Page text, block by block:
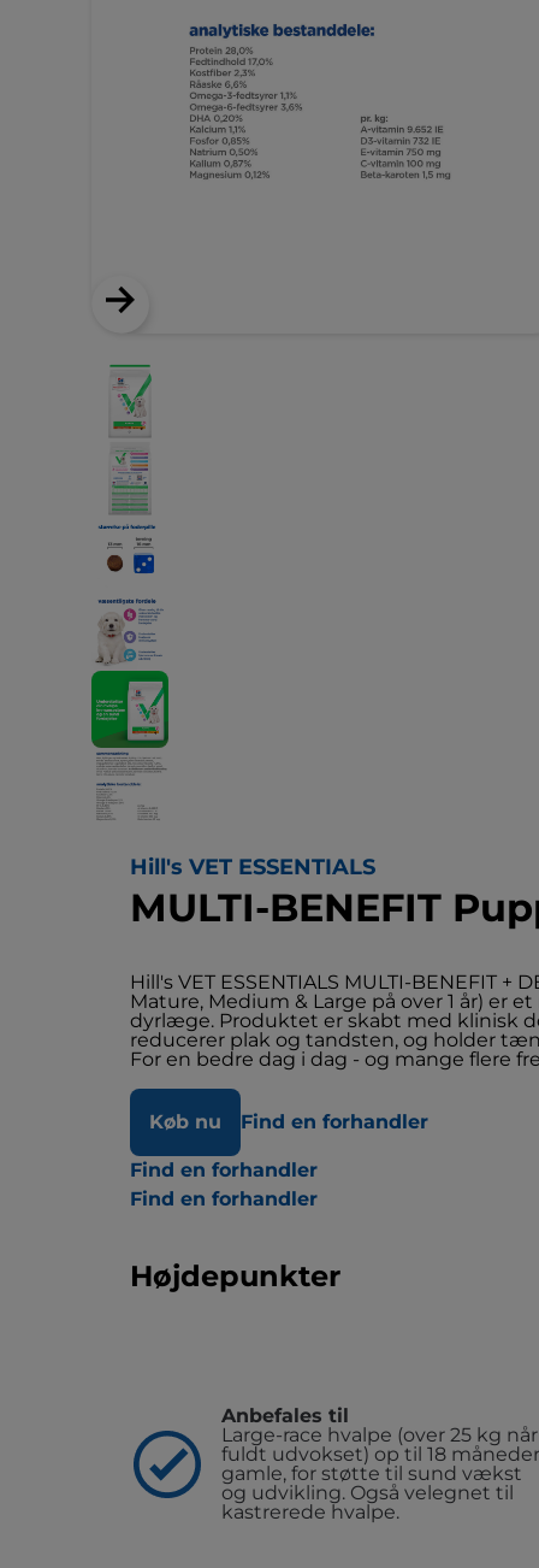
Hill's VET ESSENTIALS
MULTI-BENEFIT
Hill's VET ESSENTIALS MULTI-BENEFIT
Mature, Medium & Large på over 1 år) er
dyrlæge. Produktet er skabt med klinisk
reducerer plak og tandsten, og holder
For en bedre dag i dag - og mange flere
Køb nu Find en forhandler
Find en forhandler
Find en forhandler
Højdepunkter
Anbefales til
Large-race hvalpe (over 25 kg når
fuldt udvokset) op til 18 måneder
gamle, for støtte til sund vækst
og udvikling. Også velegnet til
kastrerede hvalpe.